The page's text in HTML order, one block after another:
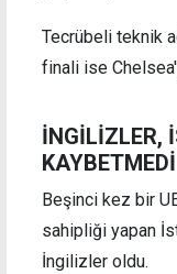
Tecrübeli teknik
finali ise
İNGİLİZLER,
KAYBETMEDİ
Beşinci kez bir
sahipliği yapan
İngilizler oldu.